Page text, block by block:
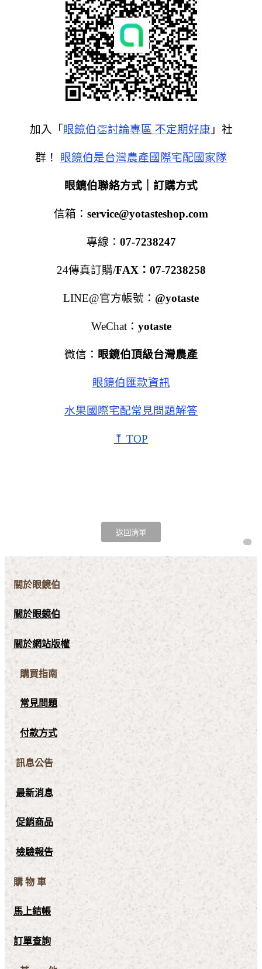
加入「 眼鏡伯👏討論專區 不定期好康 」社
群！ 眼鏡伯是台灣農產國際宅配國家隊
眼鏡伯聯絡方式｜訂購方式
信箱： service@yotasteshop.com
專線： 07-7238247
24傳真訂購/FAX：07-7238258
LINE@官方帳號： @yotaste
WeChat： yotaste
微信： 眼鏡伯頂級台灣農產
眼鏡伯匯款資訊
水果國際宅配常見問題解答
⤒ TOP
關於眼鏡伯
關於眼鏡伯
關於網站版權
購買指南
常見問題
付款方式
訊息公告
最新消息
促銷商品
檢驗報告
購 物 車
馬上結帳
訂單查詢